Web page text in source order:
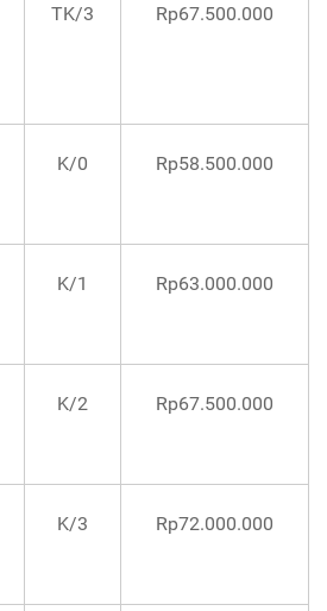
TK/3 Rp67.500.000
K/0 Rp58.500.000
K/1 Rp63.000.000
K/2 Rp67.500.000
K/3 Rp72.000.000